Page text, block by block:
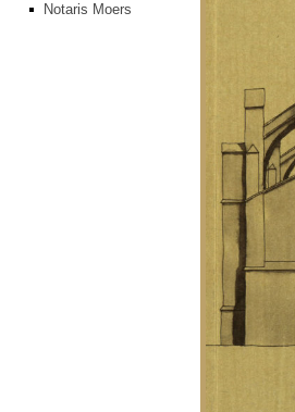
Notaris Moers